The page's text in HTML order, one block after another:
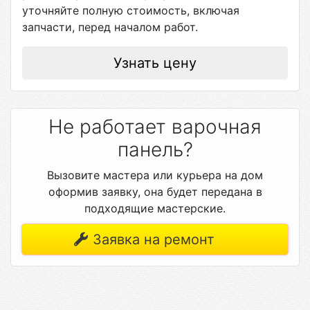
уточняйте полную стоимость, включая
запчасти, перед началом работ.
Узнать цену
Не работает варочная
панель?
Вызовите мастера или курьера на дом
оформив заявку, она будет передана в
подходящие мастерские.
Заявка на ремонт